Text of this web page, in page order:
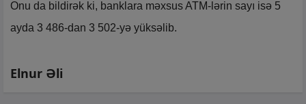
Onu da bildirək ki, banklara məxsus ATM-lərin sayı isə 5
ayda 3 486-dan 3 502-yə yüksəlib.
Elnur Əli